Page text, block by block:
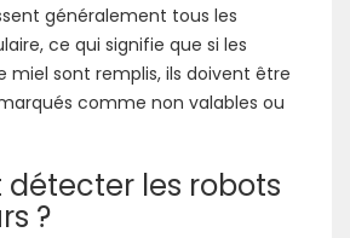
généralement tous les
ce qui signifie que si les
miel sont remplis, ils doivent être
comme non valables ou
les robots
?